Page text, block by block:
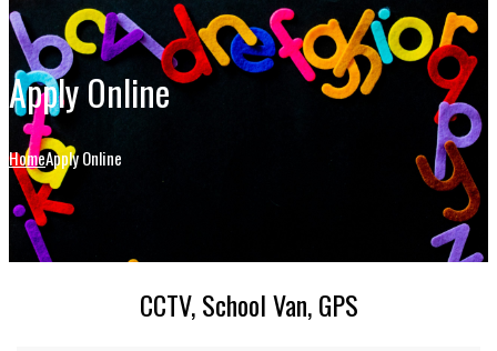
Apply Online
HomeApply Online
CCTV, School Van, GPS